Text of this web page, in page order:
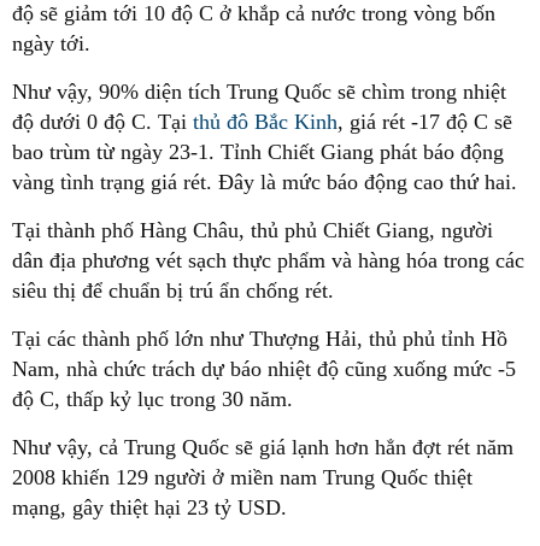
độ sẽ giảm tới 10 độ C ở khắp cả nước trong vòng bốn
ngày tới.
Như vậy, 90% diện tích Trung Quốc sẽ chìm trong nhiệt
độ dưới 0 độ C. Tại thủ đô Bắc Kinh, giá rét -17 độ C sẽ
bao trùm từ ngày 23-1. Tỉnh Chiết Giang phát báo động
vàng tình trạng giá rét. Đây là mức báo động cao thứ hai.
Tại thành phố Hàng Châu, thủ phủ Chiết Giang, người
dân địa phương vét sạch thực phẩm và hàng hóa trong các
siêu thị để chuẩn bị trú ẩn chống rét.
Tại các thành phố lớn như Thượng Hải, thủ phủ tỉnh Hồ
Nam, nhà chức trách dự báo nhiệt độ cũng xuống mức -5
độ C, thấp kỷ lục trong 30 năm.
Như vậy, cả Trung Quốc sẽ giá lạnh hơn hẳn đợt rét năm
2008 khiến 129 người ở miền nam Trung Quốc thiệt
mạng, gây thiệt hại 23 tỷ USD.